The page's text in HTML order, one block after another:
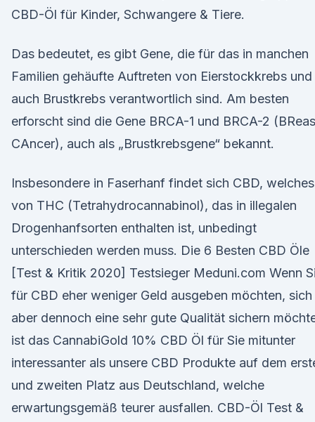
CBD-Öl für Kinder, Schwangere & Tiere.
Das bedeutet, es gibt Gene, die für das in manchen
Familien gehäufte Auftreten von Eierstockkrebs und
auch Brustkrebs verantwortlich sind. Am besten
erforscht sind die Gene BRCA-1 und BRCA-2
CAncer), auch als „Brustkrebsgene“ bekannt.
Insbesondere in Faserhanf findet sich CBD, welches
von THC (Tetrahydrocannabinol), das in illegalen
Drogenhanfsorten enthalten ist, unbedingt
unterschieden werden muss. Die 6 Besten CBD Öle
[Test & Kritik 2020] Testsieger Meduni.com Wenn
für CBD eher weniger Geld ausgeben möchten, sich
aber dennoch eine sehr gute Qualität sichern
ist das CannabiGold 10% CBD Öl für Sie mitunter
interessanter als unsere CBD Produkte auf dem
und zweiten Platz aus Deutschland, welche
erwartungsgemäß teurer ausfallen. CBD-Öl Test &